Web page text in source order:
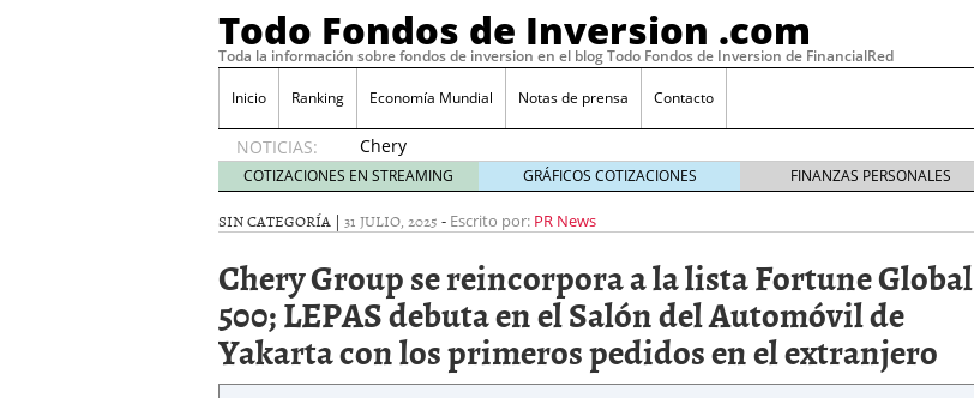
Todo Fondos de Inversion .com
Toda la información sobre fondos de inversion en el blog Todo Fondos de Inversion de FinancialRed
Inicio Ranking Economía Mundial Notas de prensa Contacto
NOTICIAS:
Chery
Group se
reincorpora
a la lista
500;
LEPAS
debuta
en el
Salón
COTIZACIONES EN STREAMING GRÁFICOS COTIZACIONES FINANZAS PERSONALES
SIN CATEGORÍA | 31 JULIO, 2025 - Escrito por: PR News
Chery Group se reincorpora a la lista Fortune Global
500; LEPAS debuta en el Salón del Automóvil de
Yakarta con los primeros pedidos en el extranjero